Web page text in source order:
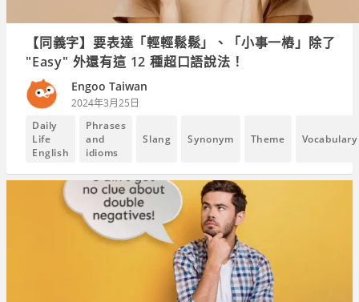
【同義字】要表達「輕輕鬆鬆」、「小事一樁」除了
"Easy" 外還有這 12 種超口語說法！
Engoo Taiwan
2024年3月25日
Daily
Life
English
Phrases
and
idioms
Slang Synonym Theme Vocabulary